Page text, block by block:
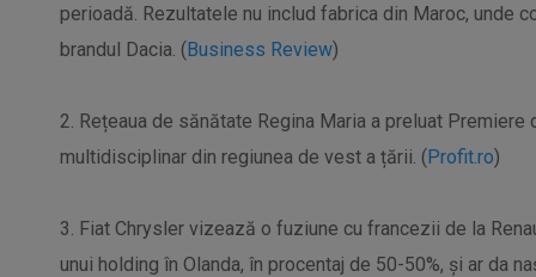
perioadă. Rezultatele nu includ fabrica din Maroc, unde
brandul Dacia. (Business Review)
2. Rețeaua de sănătate Regina Maria a preluat
multidisciplinar din regiunea de vest a țării. (Profit.ro)
3. Fiat Chrysler vizează o fuziune cu francezii de la
unui holding în Olanda, în procentaj de 50-50%, și ar da